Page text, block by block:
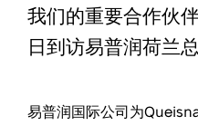
我们的重要合作伙
日到访易普润荷兰
易普润国际公司为